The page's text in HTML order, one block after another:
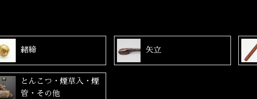
緒締 矢立
とんこつ・煙草入・煙
管・その他